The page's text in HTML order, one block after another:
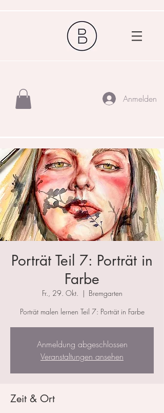
Anmelden
Porträt Teil 7: Porträt in
Farbe
Fr., 29. Okt.
  |
Bremgarten
Porträt malen lernen Teil 7: Porträt in Farbe
Anmeldung abgeschlossen
Veranstaltungen ansehen
Zeit & Ort